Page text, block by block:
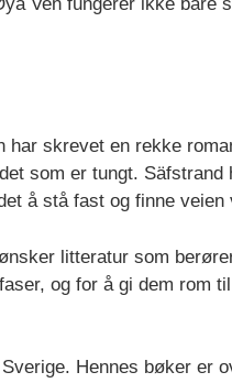
har skrevet en rekke
som er tungt. Säfstrand
å stå fast og finne veien
litteratur som
og for å gi dem rom
Hennes bøker er